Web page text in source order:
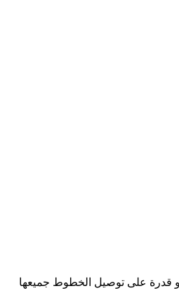
و قدرة على توصيل الخطوط جميعها